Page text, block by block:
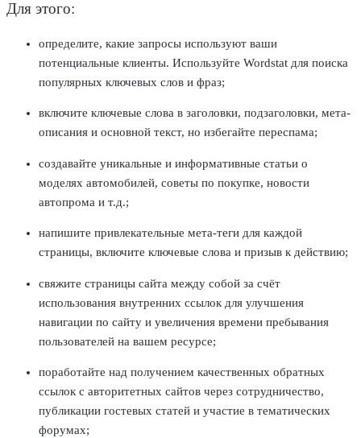
Для этого:
определите, какие запросы используют ваши
потенциальные клиенты. Используйте Wordstat для поиска
популярных ключевых слов и фраз;
включите ключевые слова в заголовки, подзаголовки, мета-
описания и основной текст, но избегайте переспама;
создавайте уникальные и информативные статьи о
моделях автомобилей, советы по покупке, новости
автопрома и т.д.;
напишите привлекательные мета-теги для каждой
страницы, включите ключевые слова и призыв к действию;
свяжите страницы сайта между собой за счёт
использования внутренних ссылок для улучшения
навигации по сайту и увеличения времени пребывания
пользователей на вашем ресурсе;
поработайте над получением качественных обратных
ссылок с авторитетных сайтов через сотрудничество,
публикации гостевых статей и участие в тематических
форумах;